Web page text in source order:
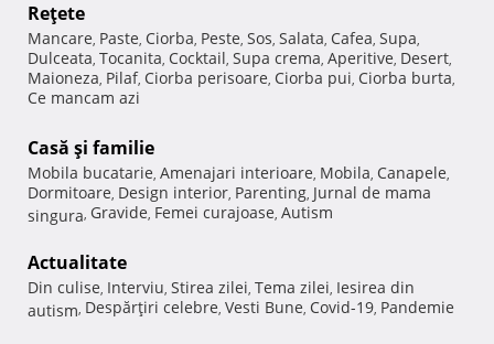
Reţete
Mancare, Paste, Ciorba, Peste, Sos, Salata, Cafea, Supa,
Dulceata, Tocanita, Cocktail, Supa crema, Aperitive, Desert,
Maioneza, Pilaf, Ciorba perisoare, Ciorba pui, Ciorba burta,
Ce mancam azi
Casă şi familie
Mobila bucatarie, Amenajari interioare, Mobila, Canapele,
Dormitoare, Design interior, Parenting, Jurnal de mama
singura, Gravide, Femei curajoase, Autism
Actualitate
Din culise, Interviu, Stirea zilei, Tema zilei, Iesirea din
autism, Despărţiri celebre, Vesti Bune, Covid-19, Pandemie